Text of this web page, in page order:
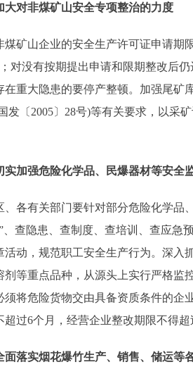
对非煤矿山安全专项整治的力度
山企业的安全生产许可证申请期限
对没有按期提出申请和限期整改后
在重大隐患的要停产整顿。加强尾矿
发〔2005〕28号)等有关要求，以采
实加强危险化学品、民爆器材等安全
有关部门要针对部分危险化学品、
、查隐患、查制度、查培训、查应
活动，规范职工安全生产行为。深入
剂等重点品种，从源头上实行严格监
须将危险货物交由具备资质条件的企
超过6个月，经营企业整改期限不得
面落实烟花爆竹生产、销售、储运等